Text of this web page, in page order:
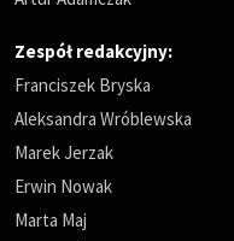
Zespół redakcyjny:
Franciszek Bryska
Aleksandra Wróblewska
Marek Jerzak
Erwin Nowak
Marta Maj